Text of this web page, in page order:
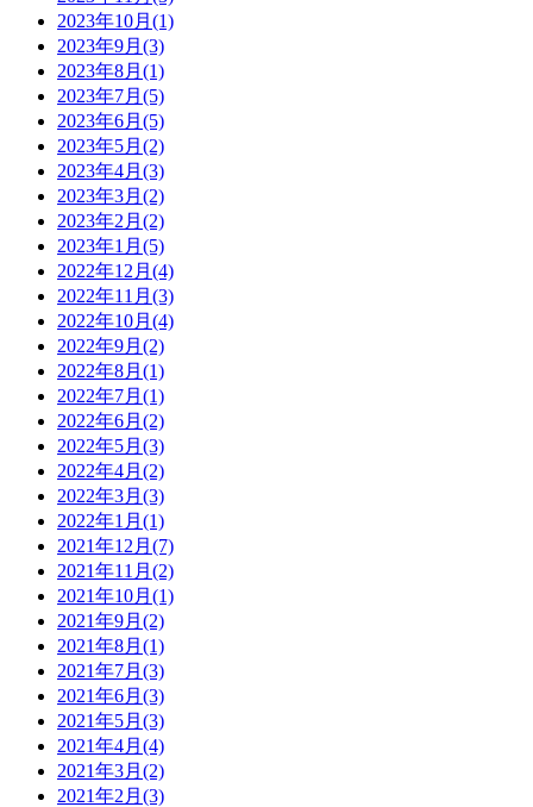
2023年10月(1)
2023年9月(3)
2023年8月(1)
2023年7月(5)
2023年6月(5)
2023年5月(2)
2023年4月(3)
2023年3月(2)
2023年2月(2)
2023年1月(5)
2022年12月(4)
2022年11月(3)
2022年10月(4)
2022年9月(2)
2022年8月(1)
2022年7月(1)
2022年6月(2)
2022年5月(3)
2022年4月(2)
2022年3月(3)
2022年1月(1)
2021年12月(7)
2021年11月(2)
2021年10月(1)
2021年9月(2)
2021年8月(1)
2021年7月(3)
2021年6月(3)
2021年5月(3)
2021年4月(4)
2021年3月(2)
2021年2月(3)